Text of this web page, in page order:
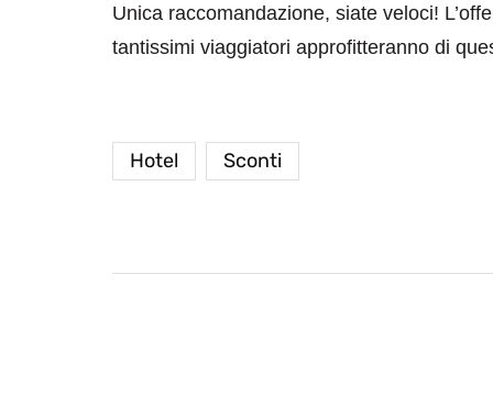
Unica raccomandazione, siate veloci!
tantissimi viaggiatori approfitteranno di
Hotel Sconti